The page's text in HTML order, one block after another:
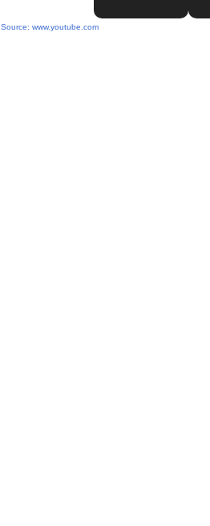
Source: www.youtube.com